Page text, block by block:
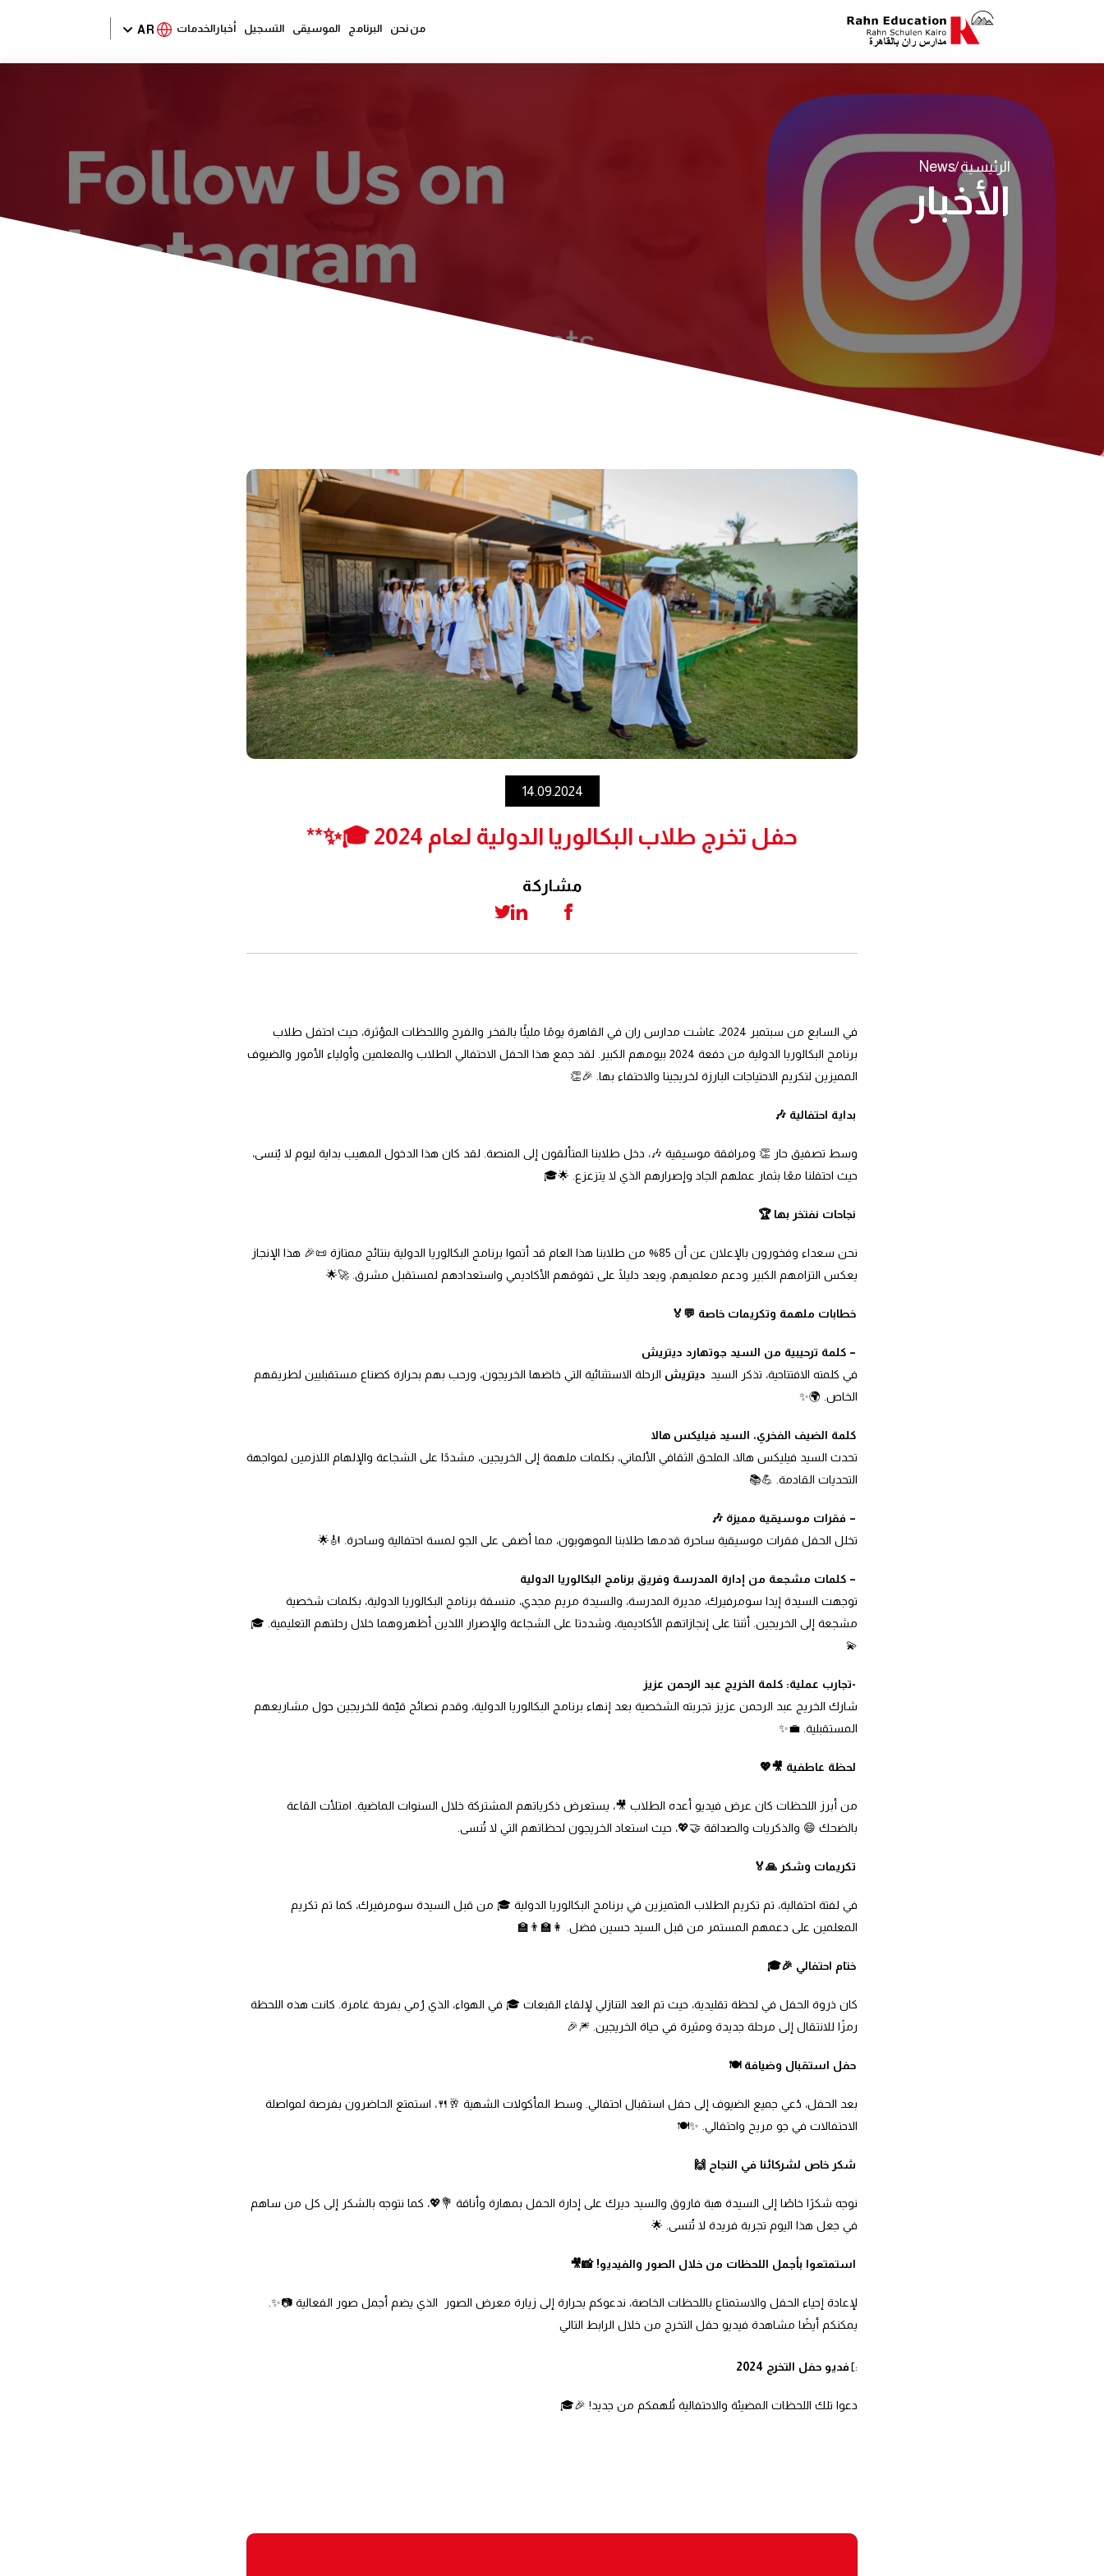
من نحن البرنامج الموسيقى التسجيل أخبار الخدمات AR
الرئيسية News
الأخبار
14.09.2024
حفل تخرج طلاب البكالوريا الدولية لعام 2024 🎓✨**
مشاركة
في السابع من سبتمبر 2024، عاشت مدارس ران في القاهرة يومًا مليئًا بالفخر والفرح واللحظات المؤثرة، حيث احتفل طلاب
برنامج البكالوريا الدولية من دفعة 2024 بيومهم الكبير. لقد جمع هذا الحفل الاحتفالي الطلاب والمعلمين وأولياء الأمور والضيوف
المميزين لتكريم الاحتياجات البارزة لخريجينا والاحتفاء بها. 🎉👏
بداية احتفالية 🎶
وسط تصفيق حار 👏 ومرافقة موسيقية 🎶، دخل طلابنا المتألقون إلى المنصة. لقد كان هذا الدخول المهيب بداية ليوم لا يُنسى،
حيث احتفلنا معًا بثمار عملهم الجاد وإصرارهم الذي لا يتزعزع. 🌟🎓
نجاحات نفتخر بها 🏆
نحن سعداء وفخورون بالإعلان عن أن 85% من طلابنا هذا العام قد أتموا برنامج البكالوريا الدولية بنتائج ممتازة 📜🎉 هذا الإنجاز
يعكس التزامهم الكبير ودعم معلميهم، ويعد دليلًا على تفوقهم الأكاديمي واستعدادهم لمستقبل مشرق. 🚀🌟
خطابات ملهمة وتكريمات خاصة 💬🏅
– كلمة ترحيبية من السيد جوتهارد ديتريش
في كلمته الافتتاحية، تذكر السيد ديتريش الرحلة الاستثنائية التي خاضها الخريجون، ورحب بهم بحرارة كصناع مستقبليين لطريقهم
الخاص. 🌍✨
كلمة الضيف الفخري، السيد فيليكس هالا
تحدث السيد فيليكس هالا، الملحق الثقافي الألماني، بكلمات ملهمة إلى الخريجين، مشددًا على الشجاعة والإلهام اللازمين لمواجهة
التحديات القادمة. 💪📚
– فقرات موسيقية مميزة 🎶
تخلل الحفل فقرات موسيقية ساحرة قدمها طلابنا الموهوبون، مما أضفى على الجو لمسة احتفالية وساحرة. 🎻🌟
– كلمات مشجعة من إدارة المدرسة وفريق برنامج البكالوريا الدولية
توجهت السيدة إيدا سومرفيرك، مديرة المدرسة، والسيدة مريم مجدي، منسقة برنامج البكالوريا الدولية، بكلمات شخصية
مشجعة إلى الخريجين. أثنتا على إنجازاتهم الأكاديمية، وشددتا على الشجاعة والإصرار اللذين أظهروهما خلال رحلتهم التعليمية. 🎓
💫
-تجارب عملية: كلمة الخريج عبد الرحمن عزيز
شارك الخريج عبد الرحمن عزيز تجربته الشخصية بعد إنهاء برنامج البكالوريا الدولية، وقدم نصائح قيّمة للخريجين حول مشاريعهم
المستقبلية. 💼✨
لحظة عاطفية 🎥💖
من أبرز اللحظات كان عرض فيديو أعده الطلاب 🎥، يستعرض ذكرياتهم المشتركة خلال السنوات الماضية. امتلأت القاعة
بالضحك 😄 والذكريات والصداقة 🤝💖، حيث استعاد الخريجون لحظاتهم التي لا تُنسى.
تكريمات وشكر 🙏🏅
في لفتة احتفالية، تم تكريم الطلاب المتميزين في برنامج البكالوريا الدولية 🎓 من قبل السيدة سومرفيرك، كما تم تكريم
المعلمين على دعمهم المستمر من قبل السيد حسين فضل. 👩‍🏫👨‍🏫
ختام احتفالي 🎉🎓
كان ذروة الحفل في لحظة تقليدية، حيث تم العد التنازلي لإلقاء القبعات 🎓 في الهواء، الذي رُمي بفرحة غامرة. كانت هذه اللحظة
رمزًا للانتقال إلى مرحلة جديدة ومثيرة في حياة الخريجين. 🎆🎉
حفل استقبال وضيافة 🍽️
بعد الحفل، دُعي جميع الضيوف إلى حفل استقبال احتفالي. وسط المأكولات الشهية 🥂🍴، استمتع الحاضرون بفرصة لمواصلة
الاحتفالات في جو مريح واحتفالي. ✨🍽️
شكر خاص لشركائنا في النجاح 🙌
نوجه شكرًا خاصًا إلى السيدة هبة فاروق والسيد ديرك على إدارة الحفل بمهارة وأناقة 💐💖، كما نتوجه بالشكر إلى كل من ساهم
في جعل هذا اليوم تجربة فريدة لا تُنسى. 🌟
استمتعوا بأجمل اللحظات من خلال الصور والفيديو! 📸🎥
لإعادة إحياء الحفل والاستمتاع باللحظات الخاصة، ندعوكم بحرارة إلى زيارة معرض الصور الذي يضم أجمل صور الفعالية 📷✨.
يمكنكم أيضًا مشاهدة فيديو حفل التخرج من خلال الرابط التالي
:]فديو حفل التخرج 2024
دعوا تلك اللحظات المضيئة والاحتفالية تُلهمكم من جديد! 🎉🎓